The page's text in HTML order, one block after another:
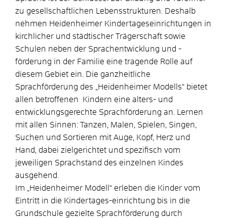
zu gesellschaftlichen Lebensstrukturen. Deshalb
nehmen Heidenheimer Kindertageseinrichtungen in
kirchlicher und städtischer Trägerschaft sowie
Schulen neben der Sprachentwicklung und -
förderung in der Familie eine tragende Rolle auf
diesem Gebiet ein. Die ganzheitliche
Sprachförderung des „Heidenheimer Modells“ bietet
allen betroffenen Kindern eine alters- und
entwicklungsgerechte Sprachförderung an. Lernen
mit allen Sinnen: Tanzen, Malen, Spielen, Singen,
Suchen und Sortieren mit Auge, Kopf, Herz und
Hand, dabei zielgerichtet und spezifisch vom
jeweiligen Sprachstand des einzelnen Kindes
ausgehend.
Im „Heidenheimer Modell“ erleben die Kinder vom
Eintritt in die Kindertages-einrichtung bis in die
Grundschule gezielte Sprachförderung durch